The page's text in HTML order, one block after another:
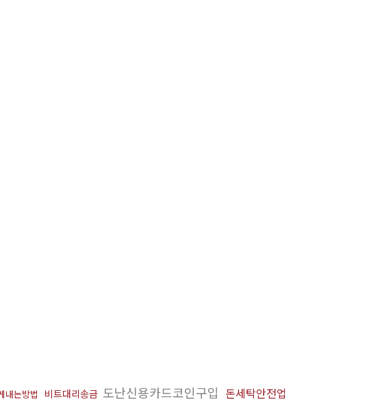
내는방법 비트대리송금 도난신용카드코인구입 돈세탁안전업